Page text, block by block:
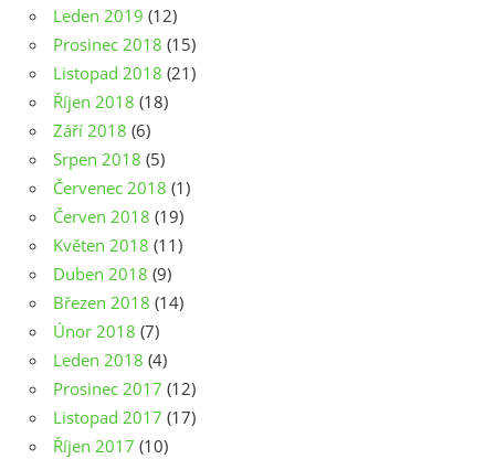
Leden 2019 (12)
Prosinec 2018 (15)
Listopad 2018 (21)
Říjen 2018 (18)
Září 2018 (6)
Srpen 2018 (5)
Červenec 2018 (1)
Červen 2018 (19)
Květen 2018 (11)
Duben 2018 (9)
Březen 2018 (14)
Únor 2018 (7)
Leden 2018 (4)
Prosinec 2017 (12)
Listopad 2017 (17)
Říjen 2017 (10)